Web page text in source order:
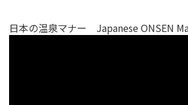
日本の温泉マナー Japanese ONSEN